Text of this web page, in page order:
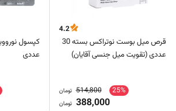
4.2
قرص میل بوست نوتراکس بسته 30
عددی (تقویت میل جنسی آقایان)
25%
514,800 تومان
388,000 تومان
عددی